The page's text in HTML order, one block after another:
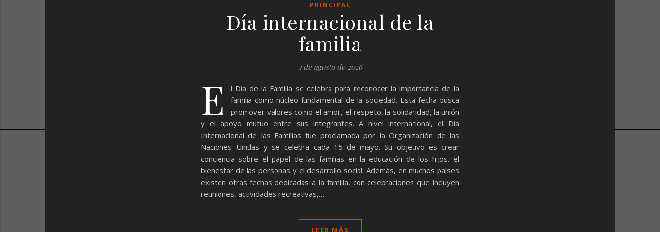
PRINCIPAL
Día internacional de la
familia
4 de agosto de 2026
E
l Día de la Familia se celebra para reconocer la importancia de la
familia como núcleo fundamental de la sociedad. Esta fecha busca
promover valores como el amor, el respeto, la solidaridad, la unión
y el apoyo mutuo entre sus integrantes. A nivel internacional, el Día
Internacional de las Familias fue proclamada por la Organización de las
Naciones Unidas y se celebra cada 15 de mayo. Su objetivo es crear
conciencia sobre el papel de las familias en la educación de los hijos, el
bienestar de las personas y el desarrollo social. Además, en muchos países
existen otras fechas dedicadas a la familia, con celebraciones que incluyen
reuniones, actividades recreativas,…
LEER MÁS